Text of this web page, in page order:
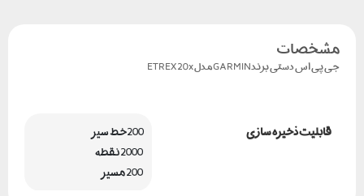
مشخصات
جی پی اس دستی برندGARMINمدل ETREX20x
قابلیت ذخیره سازی
200خط سیر
2000 نقطه
200 مسیر